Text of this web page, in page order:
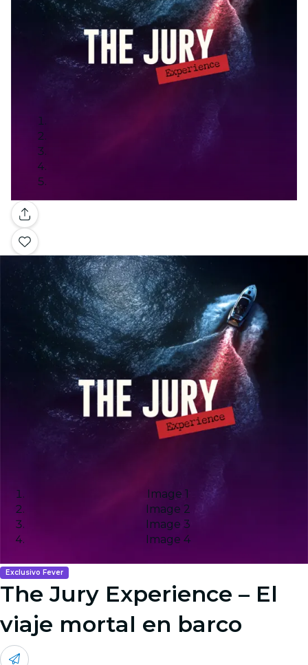
Galería
Image 1
Image 2
Image 3
Image 4
Exclusivo Fever
The Jury Experience – El
viaje mortal en barco